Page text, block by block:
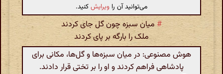
می‌توانید آن را ویرایشکنید.
# میان سبزه چون گل جای کردند
ملک را بارگه بر پای کردند
هوش مصنوعی: در میان سبزه‌ها و گل‌ها، مکانی برای
پادشاهی فراهم کردند و او را بر تختی قرار دادند.